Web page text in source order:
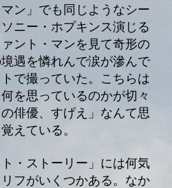
ン」でも同じようなシー
ニー・ホプキンス演じる
ント・マンを見て奇形の
遇を憐れんで涙が滲んで
で撮っていた。こちらは
を思っているのかが切々
俳優、すげえ」なんて思
えている。
・ストーリー」には何気
フがいくつかある。なか